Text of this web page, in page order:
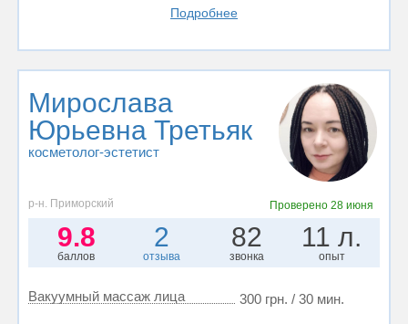
Подробнее
Мирослава
Юрьевна Третьяк
косметолог-эстетист
р-н. Приморский Проверено 28 июня
9.8
баллов
2
отзыва
82
звонка
11 л.
опыт
Вакуумный массаж лица 300 грн. / 30 мин.